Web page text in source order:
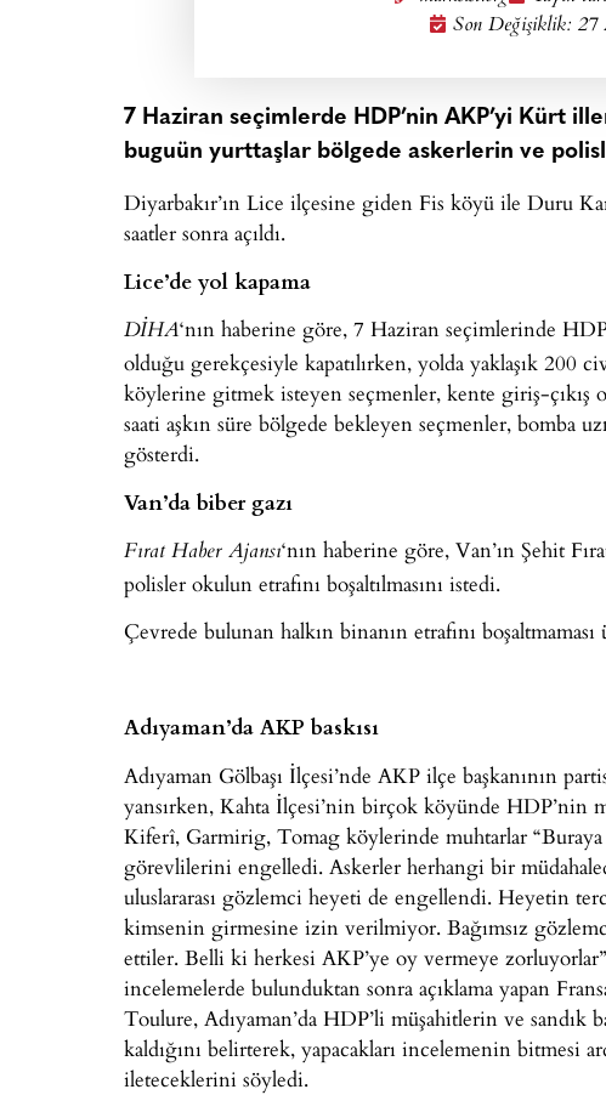
Son Değişiklik: 27
7 Haziran seçimlerde HDP’nin AKP’yi Kürt
buguün yurttaşlar bölgede askerlerin ve
Diyarbakır’ın Lice ilçesine giden Fis köyü ile Duru
saatler sonra açıldı.
Lice’de yol kapama
DİHA‘nın haberine göre, 7 Haziran seçimlerinde
olduğu gerekçesiyle kapatılırken, yolda yaklaşık 200
köylerine gitmek isteyen seçmenler, kente giriş-çıkış
saati aşkın süre bölgede bekleyen seçmenler, bomba
gösterdi.
Van’da biber gazı
Fırat Haber Ajansı‘nın haberine göre, Van’ın Şehit
polisler okulun etrafını boşaltılmasını istedi.
Çevrede bulunan halkın binanın etrafını
Adıyaman’da AKP baskısı
Adıyaman Gölbaşı İlçesi’nde AKP ilçe başkanının
yansırken, Kahta İlçesi’nin birçok köyünde HDP’nin
Kiferî, Garmirig, Tomag köylerinde muhtarlar
görevlilerini engelledi. Askerler herhangi bir
uluslararası gözlemci heyeti de engellendi. Heyetin
kimsenin girmesine izin verilmiyor. Bağımsız
ettiler. Belli ki herkesi AKP’ye oy vermeye
incelemelerde bulunduktan sonra açıklama yapan
Toulure, Adıyaman’da HDP’li müşahitlerin ve sandık
kaldığını belirterek, yapacakları incelemenin bitmesi
ileteceklerini söyledi.